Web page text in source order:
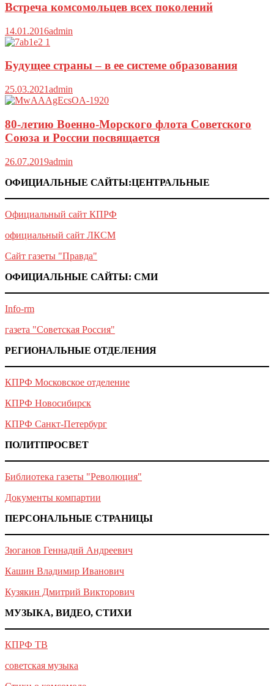
Встреча комсомольцев всех поколений
14.01.2016admin
Будущее страны – в ее системе образования
25.03.2021admin
80-летию Военно-Морского флота Советского
Союза и России посвящается
26.07.2019admin
ОФИЦИАЛЬНЫЕ САЙТЫ:ЦЕНТРАЛЬНЫЕ
Официальный сайт КПРФ
официальный сайт ЛКСМ
Сайт газеты "Правда"
ОФИЦИАЛЬНЫЕ САЙТЫ: СМИ
Info-rm
газета "Советская Россия"
РЕГИОНАЛЬНЫЕ ОТДЕЛЕНИЯ
КПРФ Московское отделение
КПРФ Новосибирск
КПРФ Санкт-Петербург
ПОЛИТПРОСВЕТ
Библиотека газеты "Революция"
Документы компартии
ПЕРСОНАЛЬНЫЕ СТРАНИЦЫ
Зюганов Геннадий Андреевич
Кашин Владимир Иванович
Кузякин Дмитрий Викторович
МУЗЫКА, ВИДЕО, СТИХИ
КПРФ ТВ
советская музыка